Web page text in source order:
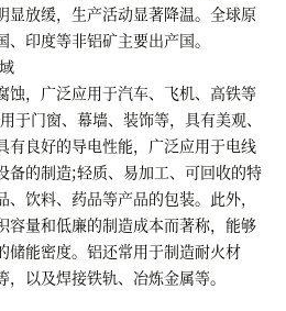
显放缓，生产活动显著降温。全球原
印度等非铝矿主要出产国。
，广泛应用于汽车、飞机、高铁等
于门窗、幕墙、装饰等，具有美观、
有良好的导电性能，广泛应用于电线
备的制造;轻质、易加工、可回收的特
饮料、药品等产品的包装。此外，
容量和低廉的制造成本而著称，能够
储能密度。铝还常用于制造耐火材
以及焊接铁轨、冶炼金属等。